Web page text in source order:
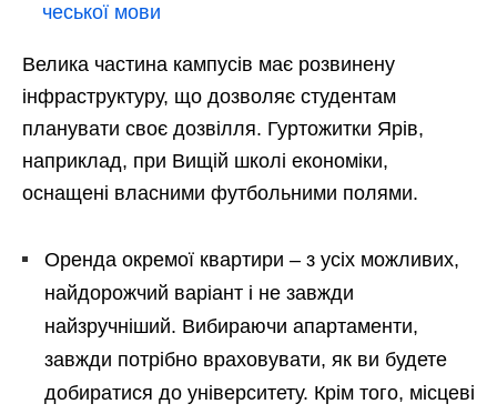
чеської мови
Велика частина кампусів має розвинену
інфраструктуру, що дозволяє студентам
планувати своє дозвілля. Гуртожитки Ярів,
наприклад, при Вищій школі економіки,
оснащені власними футбольними полями.
Оренда окремої квартири – з усіх можливих,
найдорожчий варіант і не завжди
найзручніший. Вибираючи апартаменти,
завжди потрібно враховувати, як ви будете
добиратися до університету. Крім того, місцеві